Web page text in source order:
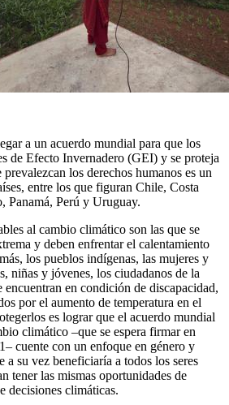
a un acuerdo mundial para que los
de Efecto Invernadero (GEI) y se proteja
los derechos humanos es un
entre los que figuran Chile, Costa
Panamá, Perú y Uruguay.
al cambio climático son las que se
y deben enfrentar el calentamiento
los pueblos indígenas, las mujeres y
niñas y jóvenes, los ciudadanos de la
encuentran en condición de discapacidad,
por el aumento de temperatura en el
es lograr que el acuerdo mundial
climático –que se espera firmar en
cuente con un enfoque en género y
a su vez beneficiaría a todos los seres
tener las mismas oportunidades de
decisiones climáticas.